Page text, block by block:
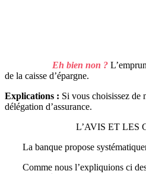
Eh bien non ?
de la caisse d’épargne.
Explications : Si vous choisissez de
délégation d’assurance.
L’AVIS ET LES
La banque propose
Comme nous l’expliquions ci